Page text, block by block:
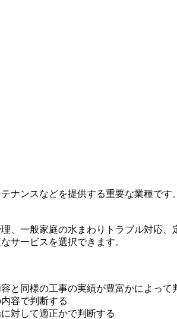
ナンスなどを提供する重要な業種で
、一般家庭の水まわりトラブル対応
サービスを選択できます。
と同様の工事の実績が豊富かによって
容で判断する
対して適正かで判断する